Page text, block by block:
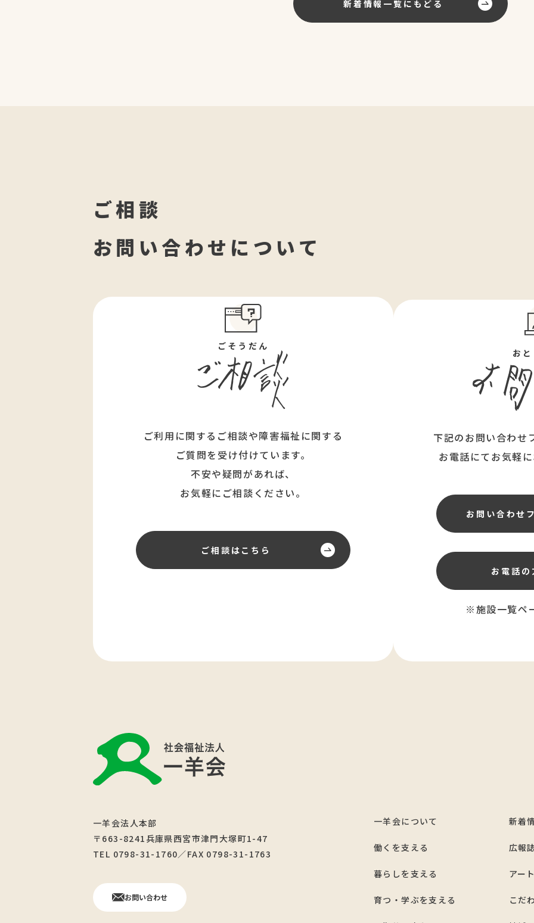
新着情報一覧にもどる
ご相談
お問い合わせについて
ごそうだん
ご利用に関するご相談や障害福祉に関する
ご質問を受け付けています。
不安や疑問があれば、
お気軽にご相談ください。
ご相談はこちら
お
下記のお問い合わせ
お電話にてお気軽
お問い合わせ
お電話
※施設一覧ペ
一羊会法人本部
〒663-8241兵庫県西宮市津門大塚町1-47
TEL 0798-31-1760／FAX 0798-31-1763
お問い合わせ
一羊会について
働くを支える
暮らしを支える
育つ・学ぶを支える
新着
広報
アー
こだ